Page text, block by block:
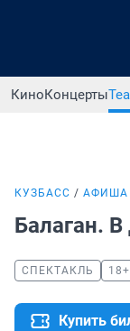
КиноКонцерты
КУЗБАСС АФИША
Балаган.
СПЕКТАКЛЬ 18+
Купить